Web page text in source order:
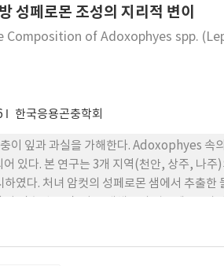
= 16.7:16.7:16.7 ㎎/
rubber septum).
성페로몬 조성의 지리적 변이
Composition of Adoxophyes spp.
한국응용곤충학회
이 잎과 과실을 가해한다. Adoxophyes 속
있다. 본 연구는 3개 지역(천안, 상주, 나주
였다. 처녀 암컷의 성페로몬 샘에서 추출한
출되었으나 상주개체군에서는 3 :97의 비